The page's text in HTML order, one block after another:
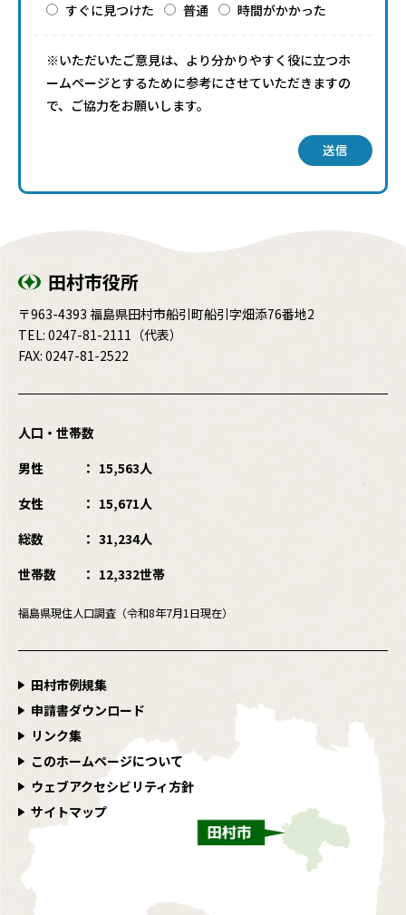
すぐに見つけた
普通 時間がかかった
※いただいたご意見は、より分かりやすく役に立つホ
ームページとするために参考にさせていただきますの
で、ご協力をお願いします。
送信
田村市役所
〒963-4393 福島県田村市船引町船引字畑添76番地2
TEL: 0247-81-2111 （代表）
FAX: 0247-81-2522
人口・世帯数
男性
15,563人
女性
15,671人
総数
31,234人
世帯数
12,332世帯
福島県現住人口調査（令和8年7月1日現在）
田村市例規集
申請書ダウンロード
リンク集
このホームページについて
ウェブアクセシビリティ方針
サイトマップ